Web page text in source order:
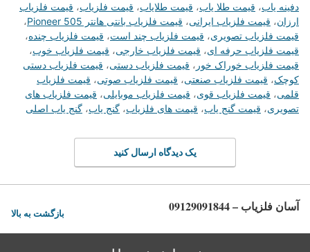
دفینه یاب، قیمت طلا یاب، قیمت طلایاب، قیمت فلزیاب، قیمت فلزیاب
ارزان، قیمت فلزیاب ایرانی، قیمت فلزیاب بانتی هانتر Pioneer 505
،
قیمت فلزیاب تصویری، قیمت فلزیاب چند است، قیمت فلزیاب چنده،
قیمت فلزیاب حرفه ای، قیمت فلزیاب خارجی، قیمت فلزیاب خوب،
قیمت فلزیاب خوراک خور ، قیمت فلزیاب دستی، قیمت فلزیاب دستی
کوچک، قیمت فلزیاب صنعتی، قیمت فلزیاب صوتی، قیمت فلزیاب
قلمی، قیمت فلزیاب قوی، قیمت فلزیاب موبایلی، قیمت فلزیاب های
تصویری، قیمت گنج یاب، قیمت های فلزیاب، گنج یاب، گنج یاب اصلی
یک دیدگاه ارسال کنید
آسان فلزیاب – 09129091844 بازگشت به بالا